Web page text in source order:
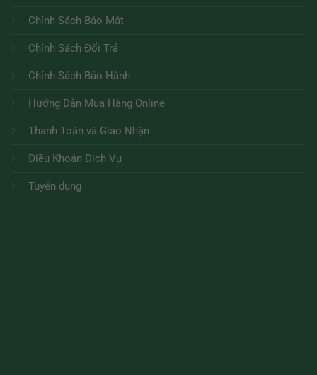
Chính Sách Bảo Mật
Chính Sách Đổi Trả
Chính Sách Bảo Hành
Hướng Dẫn Mua Hàng Online
Thanh Toán và Giao Nhận
Điều Khoản Dịch Vụ
Tuyển dụng